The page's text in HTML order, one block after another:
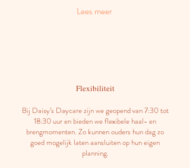
Lees meer
Flexibiliteit
Bij Daisy’s Daycare zijn we geopend van 7:30 tot
18:30 uur en bieden we flexibele haal- en
brengmomenten. Zo kunnen ouders hun dag zo
goed mogelijk laten aansluiten op hun eigen
planning.